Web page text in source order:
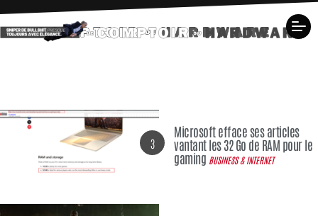
3
Microsoft efface ses articles
vantant les 32 Go de RAM pour le
gaming BUSINESS & INTERNET